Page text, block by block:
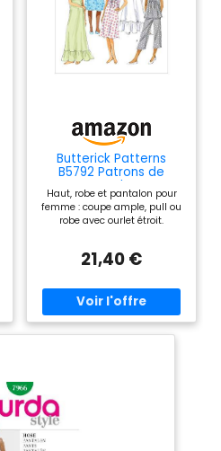
Butterick Patterns
B5792 Patrons de
Hauts, Robes et
Pantalons pour Femme
Blanc Taille ZZ L/XL/XXL
Haut, robe et pantalon pour
femme : coupe ample, pull ou
robe avec ourlet étroit.
côté montre sur le volant. D :
Garniture achetée, ruban
cravate a et c, et fleurs e.
Ruban de biais acheté finit les
décolletés, les emmanchures
batiste de coton, satin,
flanelle. Ne convient pas aux
diagonales évidentes. *avec
21,40 €